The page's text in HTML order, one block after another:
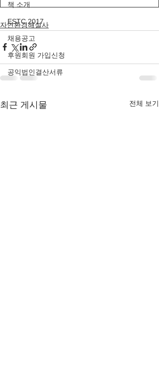
책 소개
ESTC 2017
채용공고
후원회원 가입신청
공익법인결산서류
자연환경해설사
최근 게시물 전체 보기